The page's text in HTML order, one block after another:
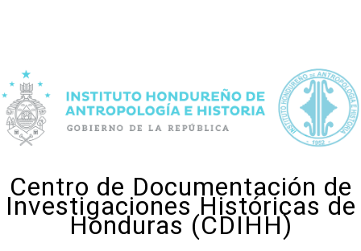
Centro de Documentación de
Investigaciones Históricas de
Honduras (CDIHH)